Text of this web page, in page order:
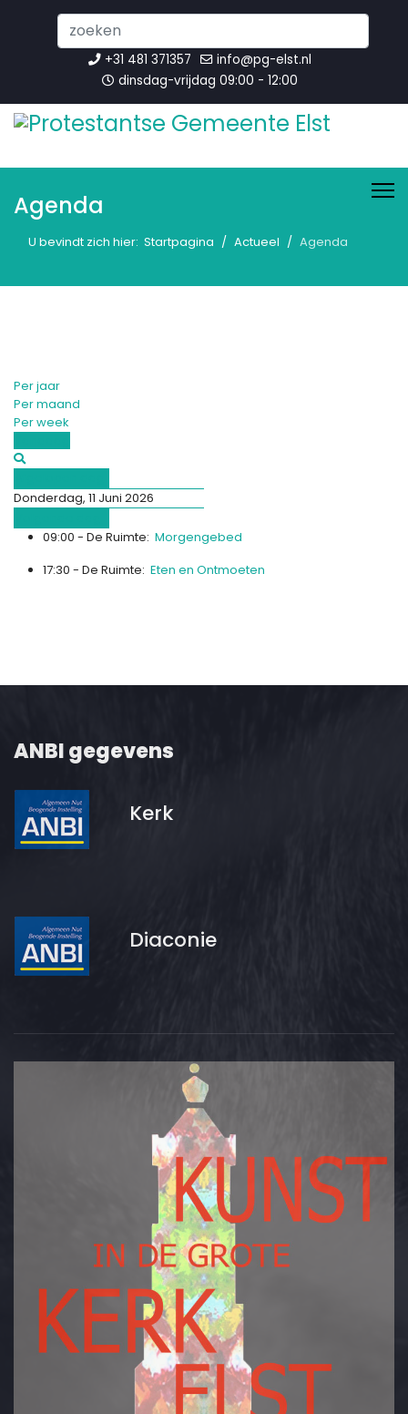
...
+31 481 371357
info@pg-elst.nl
dinsdag-vrijdag 09:00 - 12:00
Agenda
U bevindt zich hier: Startpagina Actueel Agenda
Per jaar
Per maand
Per week
Donderdag, 11 Juni 2026
09:00 - De Ruimte: Morgengebed
17:30 - De Ruimte: Eten en Ontmoeten
ANBI gegevens
Kerk
Diaconie